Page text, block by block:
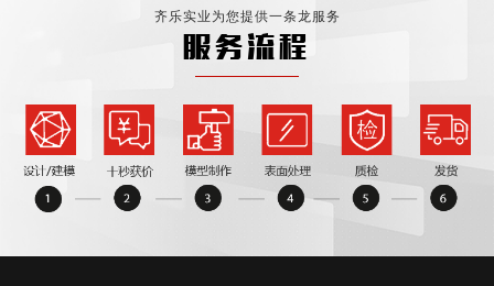
齐乐实业为您提供一条龙服务
服务流程